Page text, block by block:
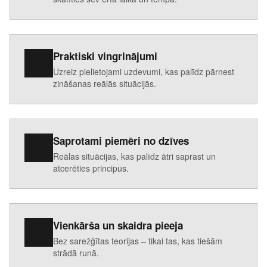
Praktiski vingrinājumi
Uzreiz pielietojami uzdevumi, kas palīdz pārnest
zināšanas reālās situācijās.
Saprotami piemēri no dzīves
Reālas situācijas, kas palīdz ātri saprast un
atcerēties principus.
Vienkārša un skaidra pieeja
Bez sarežģītas teorijas – tikai tas, kas tiešām
strādā runā.